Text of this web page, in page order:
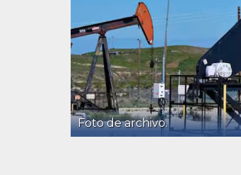
Foto de archivo.